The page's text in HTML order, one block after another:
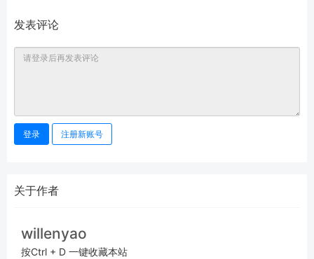
发表评论
登录 注册新账号
关于作者
willenyao
按Ctrl + D 一键收藏本站